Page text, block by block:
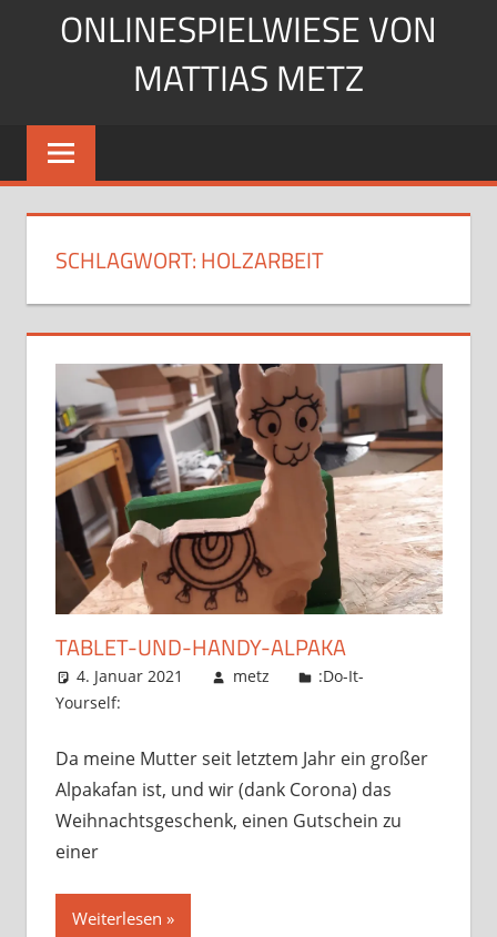
ONLINESPIELWIESE VON
MATTIAS METZ
Pfadfinder.
SciFi-
Gärtner?
SCHLAGWORT:HOLZARBEIT
TABLET-UND-HANDY-ALPAKA
4. Januar 2021 metz
:Do-It-
Yourself:
Da meine Mutter seit letztem Jahr ein großer
Alpakafan ist, und wir (dank Corona) das
Weihnachtsgeschenk, einen Gutschein zu
einer
Weiterlesen